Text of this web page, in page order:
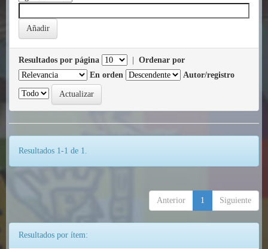
Resultados por página
Ordenar por
En orden
Autor/registro
Resultados 1-1 de 1.
Anterior 1 Siguiente
Resultados por ítem: